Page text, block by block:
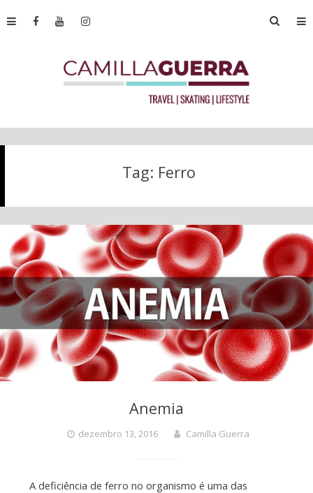
Tag: Ferro
Anemia
dezembro 13, 2016 Camilla Guerra
A deficiência de ferro no organismo é uma das